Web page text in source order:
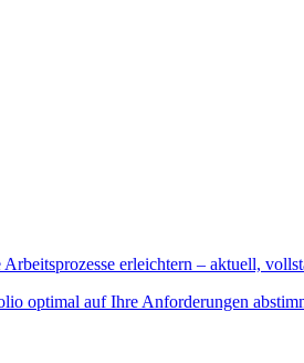
erleichtern – aktuell,
optimal auf Ihre Anforderungen